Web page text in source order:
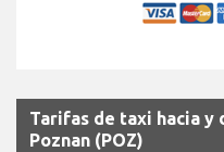
Tarifas de taxi hacia
Poznan (POZ)